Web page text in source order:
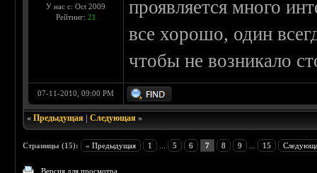
У нас с: Oct 2009
Рейтинг: 21
проявляется много
все хорошо, один
чтобы не возникало
07-11-2010, 09:00 PM
«Предыдущая |Следующая »
Страницы (15): « Предыдущая 1 5 6 7 8 9 15
Версия для просмотра